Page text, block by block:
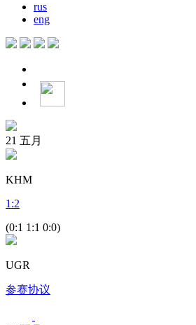
rus
eng
21 五月
KHM
1 :2
(0:1 1:1 0:0)
UGR
参赛协议